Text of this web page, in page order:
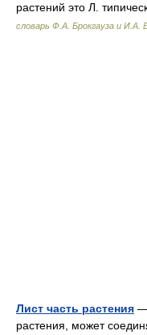
растений это Л.
словарь Ф.А. Брокгауза и И.А.
Лист часть растения —
растения, может